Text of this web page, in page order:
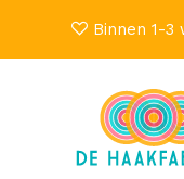
Binnen 1-3